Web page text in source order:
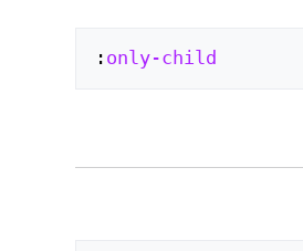
: only-child